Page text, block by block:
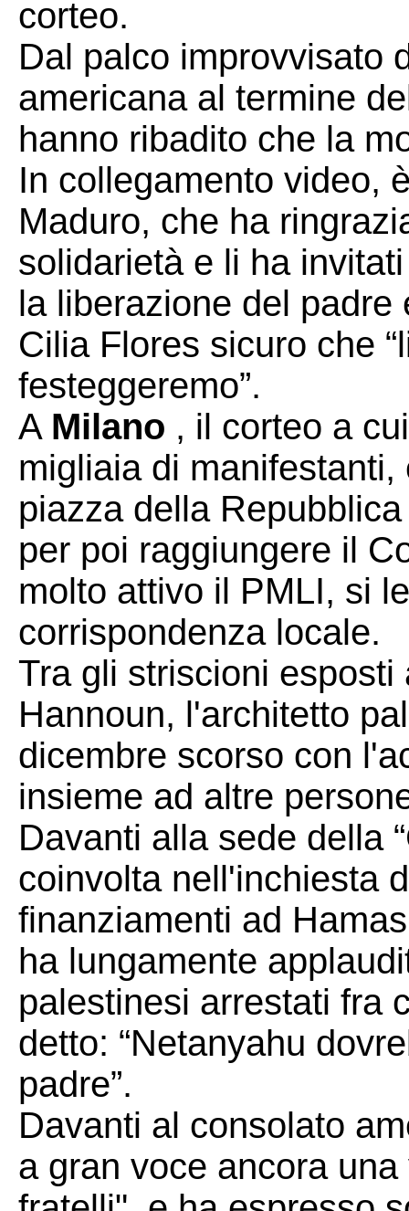
corteo.
Dal palco improvvisato
americana al termine
hanno ribadito che la
In collegamento video,
Maduro, che ha
solidarietà e li ha
la liberazione del
Cilia Flores sicuro che
festeggeremo”.
A Milano , il corteo a
migliaia di
piazza della
per poi raggiungere il
molto attivo il PMLI, si
corrispondenza locale.
Tra gli striscioni
Hannoun, l'architetto
dicembre scorso con
insieme ad altre
Davanti alla sede della
coinvolta nell'inchiesta
finanziamenti ad
ha lungamente
palestinesi arrestati fra
detto: “Netanyahu
padre”.
Davanti al consolato
a gran voce ancora